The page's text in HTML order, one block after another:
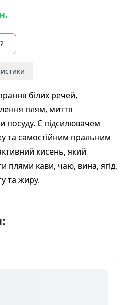
білих речей,
плям, миття
посуду. Є підсилювачем
та самостійним пральним
кисень, який
плями кави, чаю, вина, ягід,
та жиру.